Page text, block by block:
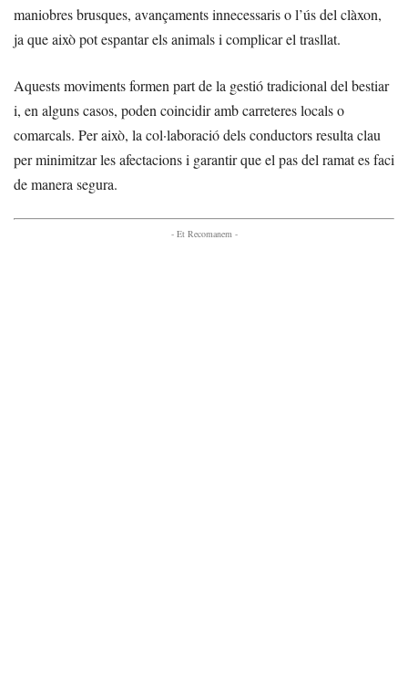
maniobres brusques, avançaments innecessaris o l’ús del clàxon,
ja que això pot espantar els animals i complicar el trasllat.
Aquests moviments formen part de la gestió tradicional del bestiar
i, en alguns casos, poden coincidir amb carreteres locals o
comarcals. Per això, la col·laboració dels conductors resulta clau
per minimitzar les afectacions i garantir que el pas del ramat es faci
de manera segura.
- Et Recomanem -